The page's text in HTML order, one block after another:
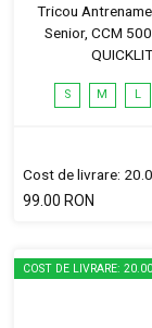
Tricou
Senior, CCM
S M L
Cost de livrare:
99.00 RON
COST DE LIVRARE: